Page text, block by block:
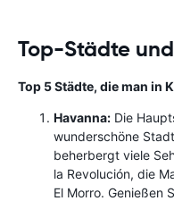
Top-Städte
Top 5 Städte, die man in
Havanna: Die
wunderschöne
beherbergt viele
la Revolución, die
El Morro. Genießen